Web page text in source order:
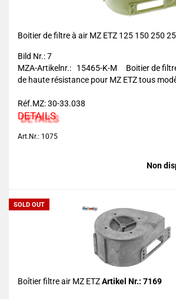
Boitier de filtre à air MZ ETZ 125 150 250
Bild Nr.: 7
MZA-Artikelnr.: 15465-K-M Boitier de
de haute résistance pour MZ ETZ tous
Réf.MZ: 30-33.038
DETAILS
Art.Nr.: 1075
Non
SOLD OUT
Boîtier filtre air MZ ETZArtikel Nr.: 7169